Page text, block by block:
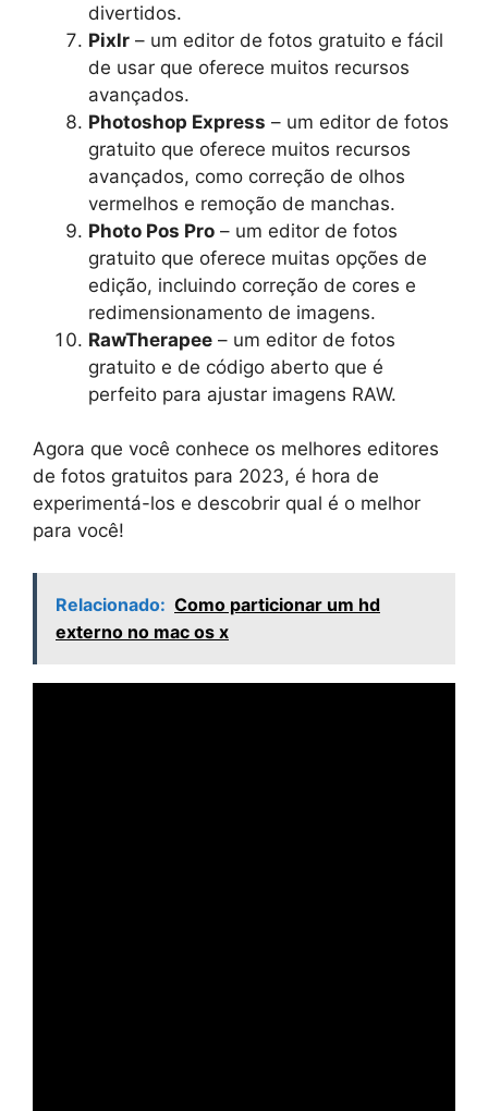
divertidos.
Pixlr – um editor de fotos gratuito e fácil
de usar que oferece muitos recursos
avançados.
Photoshop Express – um editor de fotos
gratuito que oferece muitos recursos
avançados, como correção de olhos
vermelhos e remoção de manchas.
Photo Pos Pro – um editor de fotos
gratuito que oferece muitas opções de
edição, incluindo correção de cores e
redimensionamento de imagens.
RawTherapee – um editor de fotos
gratuito e de código aberto que é
perfeito para ajustar imagens RAW.
Agora que você conhece os melhores editores
de fotos gratuitos para 2023, é hora de
experimentá-los e descobrir qual é o melhor
para você!
Relacionado: Como particionar um hd
externo no mac os x